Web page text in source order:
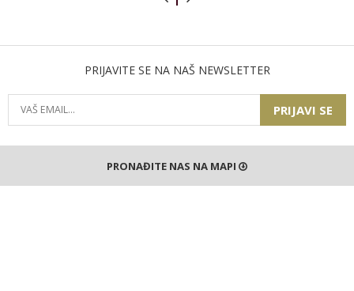
PRIJAVITE SE NA NAŠ NEWSLETTER
PRIJAVI SE
PRONAĐITE NAS NA MAPI